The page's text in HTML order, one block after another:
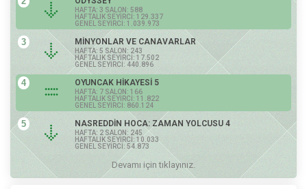
HAFTA: 3 SALON: 588
HAFTALIK SEYİRCİ: 129.337
GENEL SEYİRCİ: 1.039.973
3 MİNYONLAR VE CANAVARLAR
HAFTA: 5 SALON: 243
HAFTALIK SEYİRCİ: 17.502
GENEL SEYİRCİ: 440.896
4 OYUNCAK HİKAYESİ 5
HAFTA: 7 SALON: 166
HAFTALIK SEYİRCİ: 11.822
GENEL SEYİRCİ: 860.124
5 NASREDDİN HOCA: ZAMAN YOLCUSU 4
HAFTA: 2 SALON: 245
HAFTALIK SEYİRCİ: 10.033
GENEL SEYİRCİ: 54.873
Devamı için tıklayınız.